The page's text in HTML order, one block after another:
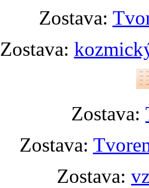
Zostava:
Zostava:
Zostava:
Zostava:
Zostava: